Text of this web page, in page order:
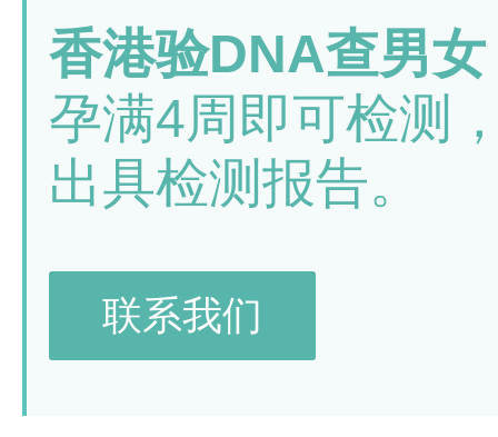
香港验DNA查男
孕满4周即可检测
出具检测报告。
联系我们